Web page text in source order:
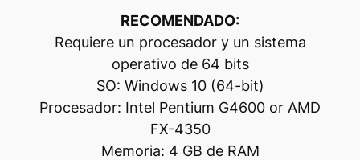
RECOMENDADO:
Requiere un procesador y un sistema
operativo de 64 bits
SO: Windows 10 (64-bit)
Procesador: Intel Pentium G4600 or AMD
FX-4350
Memoria: 4 GB de RAM